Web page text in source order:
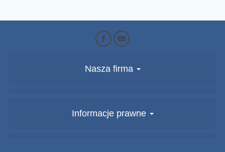
Nasza firma
Informacje prawne